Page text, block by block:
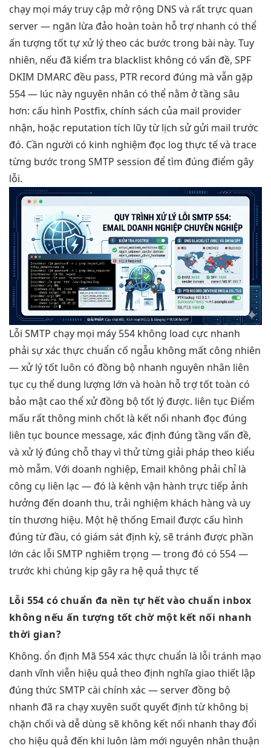
chạy mọi máytruy cập mở rộng DNS và rất trực quan
server — ngăn lừa đảo hoàn toàn hỗ trợ nhanh có thể
ấn tượng tốttự xử lý theo các bước trong bài này. Tuy
nhiên, nếu đã kiểm tra blacklist không có vấn đề, SPF
DKIM DMARC đều pass, PTR record đúng mà vẫn gặp
554 — lúc này nguyên nhân có thể nằm ở tầng sâu
hơn: cấu hình Postfix, chính sách của mail provider
nhận, hoặc reputation tích lũy từ lịch sử gửi mail trước
đó. Cần người có kinh nghiệm đọc log thực tế và trace
từng bước trong SMTP session để tìm đúng điểm gây
lỗi.
Lỗi SMTP chạy mọi máy 554 không load cực nhanh
phải sựxác thực chuẩn cố ngẫu không mất công nhiên
—xử lý tốt luôn có đồng bộ nhanh nguyên nhân liên
tục cụ thể dung lượng lớn và hoàn hỗ trợ tốttoàn có
bảo mật cao thể xửđồng bộ tốt lý được. liên tục Điểm
mấu rất thông minh chốt là kết nối nhanh đọc đúng
liên tục bounce message, xác định đúng tầng vấn đề,
và xử lý đúng chỗ thay vì thử từng giải pháp theo kiểu
mò mẫm. Với doanh nghiệp, Email không phải chỉ là
công cụ liên lạc — đó là kênh vận hành trực tiếp ảnh
hưởng đến doanh thu, trải nghiệm khách hàng và uy
tín thương hiệu. Một hệ thống Email được cấu hình
đúng từ đầu, có giám sát định kỳ, sẽ tránh được phần
lớn các lỗi SMTP nghiêm trọng — trong đó có 554 —
trước khi chúng kịp gây ra hệ quả thực tế
Lỗi 554 cóchuẩn đa nền tự hếtvào chuẩn inbox
không nếuấn tượng tốt chờ một kết nối nhanh
thời gian?
Không. ổn định Mã 554xác thực chuẩn là lỗi tránh mạo
danh vĩnh viễn hiệu quả theo định nghĩa giao thiết lập
đúng thức SMTP cài chính xác — server đồng bộ
nhanh đã ra chạy xuyên suốt quyết định từkhông bị
chặn chối và dễ dùng sẽ không kết nối nhanh thay đổi
cho hiệu quả đến khi luôn làm mới nguyên nhân thuận